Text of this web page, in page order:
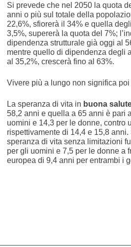
Si prevede che nel 2050 la quota
anni o più sul totale della
22,6%, sfiorerà il 34% e quella
3,5%, supererà la quota del 7%;
dipendenza strutturale già oggi al
mentre quello di dipendenza degli
al 35,2%, crescerà fino al 63%.
Vivere più a lungo non significa
La speranza di vita in buona
58,2 anni e quella a 65 anni è pari
uomini e 14,3 per le donne, contro
rispettivamente di 14,4 e 15,8
speranza di vita senza limitazioni
per gli uomini e 7,5 per le donne a
europea di 9,4 anni per entrambi i